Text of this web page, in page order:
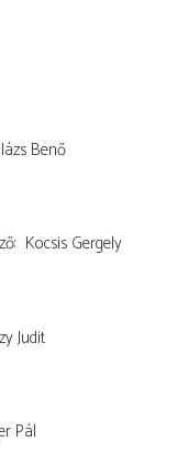
Benő
Kocsis Gergely
Judit
Pál